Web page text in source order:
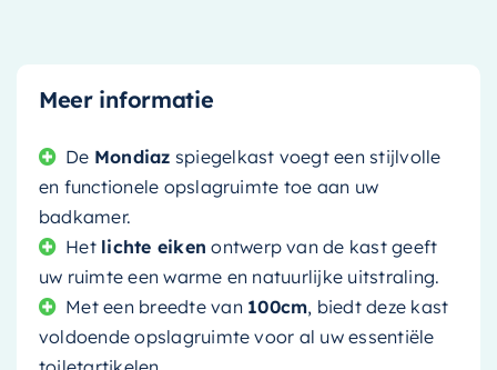
Meer informatie
De Mondiaz spiegelkast voegt een stijlvolle
en functionele opslagruimte toe aan uw
badkamer.
Het lichte eiken ontwerp van de kast geeft
uw ruimte een warme en natuurlijke uitstraling.
Met een breedte van 100cm, biedt deze kast
voldoende opslagruimte voor al uw essentiële